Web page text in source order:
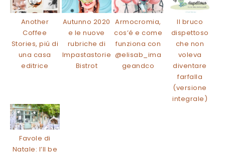
Another
Coffee
Stories, piú di
una casa
editrice
Autunno 2020
e le nuove
rubriche di
Impastastorie
Bistrot
Armocromia,
cos’é e come
funziona con
@elisab_ima
geandco
Il bruco
dispettoso
che non
voleva
diventare
farfalla
(versione
integrale)
Favole di
Natale: I’ll be